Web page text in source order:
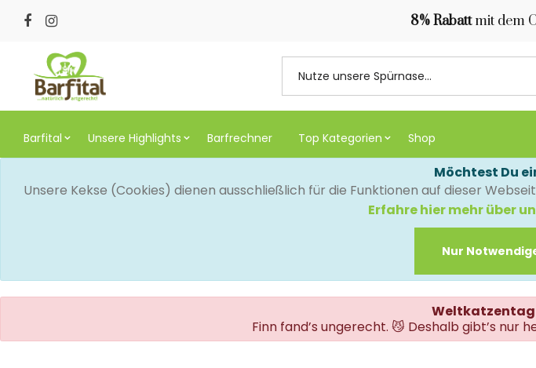
8% Rabattmit dem
Barfital Unsere Highlights Barfrechner Top Kategorien Shop
Möchtest Du
Unsere Kekse (Cookies) dienen ausschließlich für die Funktionen auf dieser
Erfahre hier mehr über
Nur
Finn fand’s ungerecht. 😼 Deshalb gibt’s nur